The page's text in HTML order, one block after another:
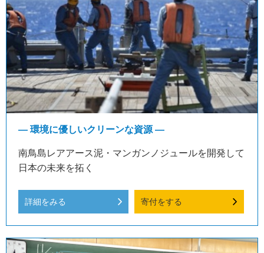
― 環境に優しいクリーンな資源 ―
南鳥島レアアース泥・マンガンノジュールを開発して
日本の未来を拓く
詳細をみる 寄付をする